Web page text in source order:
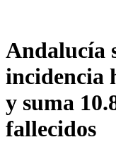
Andalucía
incidencia
y suma
fallecidos